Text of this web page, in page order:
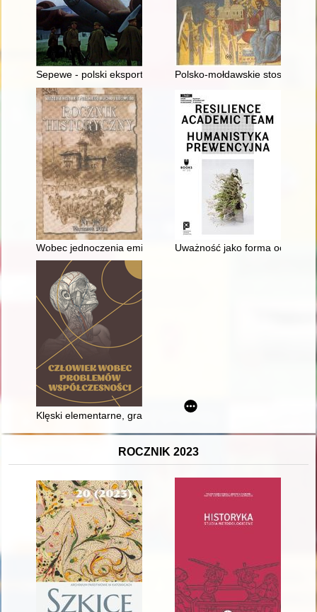
Sepewe - polski eksport uzbrojenia i sprzętu wojskowego
Polsko-mołdawskie stosunki
Wobec jednoczenia emigracji politycznej w 1972 r. : listy
Uważność jako forma ochrony
Klęski elementarne, grabieże i przemarsze wojsk na kartach
ROCZNIK 2023